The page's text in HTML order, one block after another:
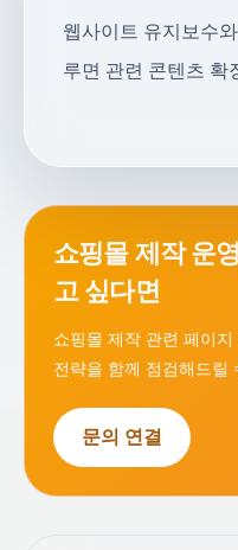
웹사이트 유지보수
루면 관련 콘텐츠 확
쇼핑몰 제작 운
고 싶다면
쇼핑몰 제작 관련 페이
전략을 함께 점검해드릴
문의 연결